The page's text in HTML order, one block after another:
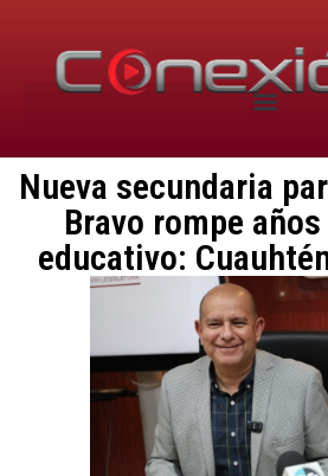
Nueva secundaria
Bravo rompe
educativo: